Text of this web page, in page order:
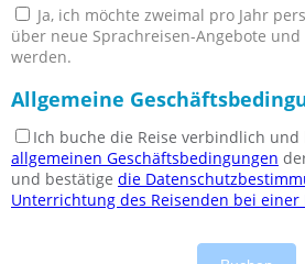
Ja, ich möchte zweimal pro Jahr
über neue Sprachreisen-Angebote
werden.
Allgemeine
Ich buche die Reise verbindlich
allgemeinen Geschäftsbedingungen
und bestätige die
Unterrichtung des Reisenden bei einer